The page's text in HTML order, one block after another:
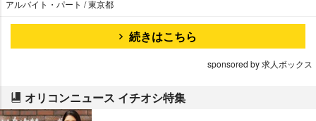
アルバイト・パート / 東京都
続きはこちら
sponsored by 求人ボックス
オリコンニュース イチオシ特集